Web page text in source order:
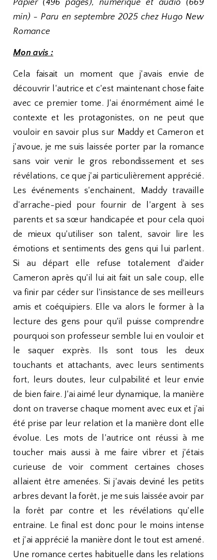
Papier (496 pages), numérique et audio (669
min) - Paru en septembre 2025 chez Hugo New
Romance
Mon avis :
Cela faisait un moment que j'avais envie de
découvrir l'autrice et c'est maintenant chose faite
avec ce premier tome. J'ai énormément aimé le
contexte et les protagonistes, on ne peut que
vouloir en savoir plus sur Maddy et Cameron et
j'avoue, je me suis laissée porter par la romance
sans voir venir le gros rebondissement et ses
révélations, ce que j'ai particulièrement apprécié.
Les événements s'enchainent, Maddy travaille
d’arrache-pied pour fournir de l'argent à ses
parents et sa sœur handicapée et pour cela quoi
de mieux qu'utiliser son talent, savoir lire les
émotions et sentiments des gens qui lui parlent.
Si au départ elle refuse totalement d'aider
Cameron après qu'il lui ait fait un sale coup, elle
va finir par céder sur l'insistance de ses meilleurs
amis et coéquipiers. Elle va alors le former à la
lecture des gens pour qu'il puisse comprendre
pourquoi son professeur semble lui en vouloir et
le saquer exprès. Ils sont tous les deux
touchants et attachants, avec leurs sentiments
fort, leurs doutes, leur culpabilité et leur envie
de bien faire. J'ai aimé leur dynamique, la manière
dont on traverse chaque moment avec eux et j'ai
été prise par leur relation et la manière dont elle
évolue. Les mots de l'autrice ont réussi à me
toucher mais aussi à me faire vibrer et j'étais
curieuse de voir comment certaines choses
allaient être amenées. Si j'avais deviné les petits
arbres devant la forêt, je me suis laissée avoir par
la forêt par contre et les révélations qu'elle
entraine. Le final est donc pour le moins intense
et j'ai apprécié la manière dont le tout est amené.
Une romance certes habituelle dans les relations